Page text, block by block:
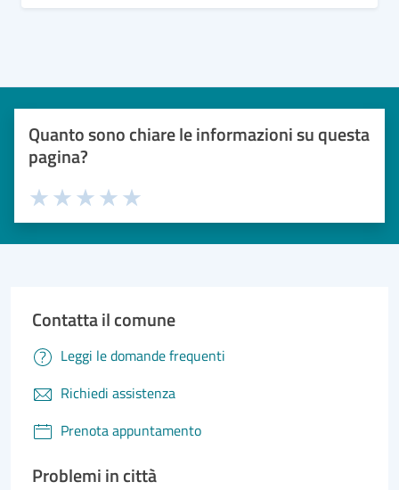
Quanto sono chiare le informazioni su questa
pagina?
Valuta 5 stelle su 5
Valuta 4 stelle su 5
Valuta 3 stelle su 5
Valuta 2 stelle su 5
Valuta 1 stelle su 5
Contatta il comune
Leggi le domande frequenti
Richiedi assistenza
Prenota appuntamento
Problemi in città